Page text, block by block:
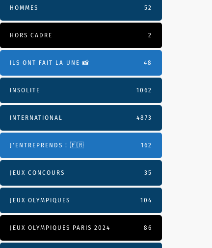
HOMMES 52
HORS CADRE 2
ILS ONT FAIT LA UNE 📸 48
INSOLITE 1062
INTERNATIONAL 4873
J'ENTREPRENDS ! 🇫🇷 162
JEUX CONCOURS 35
JEUX OLYMPIQUES 104
JEUX OLYMPIQUES PARIS 2024 86